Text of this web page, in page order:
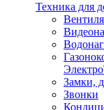
Техника для
Замки,
Звонки